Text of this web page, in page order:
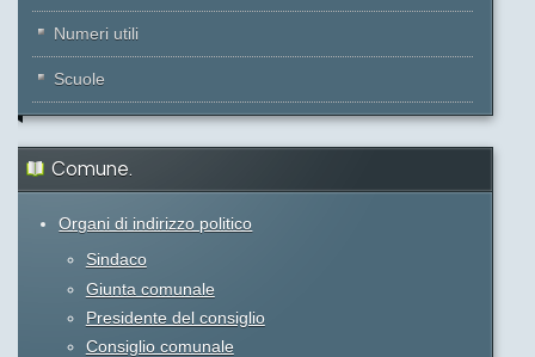
Numeri utili
Scuole
Comune.
Organi di indirizzo politico
Sindaco
Giunta comunale
Presidente del consiglio
Consiglio comunale